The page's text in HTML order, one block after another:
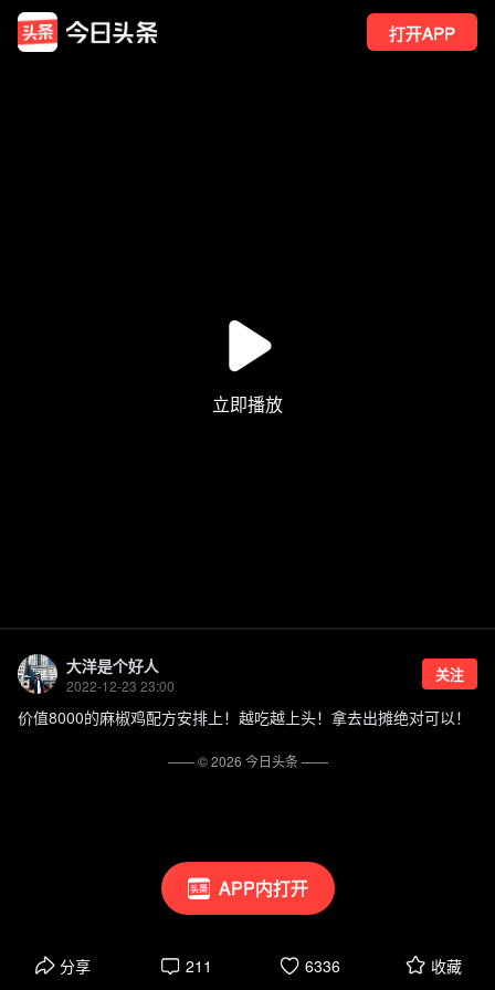
打开APP
APP内打开
大洋是个好人
2022-12-23 23:00
关注
价值8000的麻椒鸡配方安排上！越吃越上头！拿去出摊绝对可以！
分享 211 6336 收藏
—— ©2026 今日头条——